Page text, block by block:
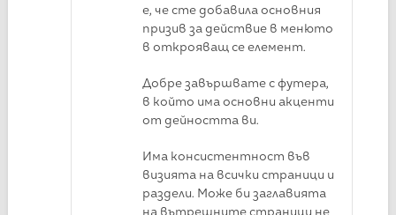
е, че сте добавила основния
призив за действие в менюто
в открояващ се елемент.
Добре завършвате с футера,
в който има основни акценти
от дейността ви.
Има консистентност във
визията на всички страници и
раздели. Може би заглавията
на вътрешните страници не